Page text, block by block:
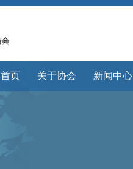
首页 关于协会 新闻中心